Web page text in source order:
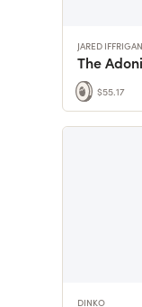
JARED
The
$55.17
DINKO